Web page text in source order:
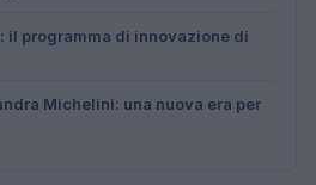
il programma di innovazione di
Michelini: una nuova era per